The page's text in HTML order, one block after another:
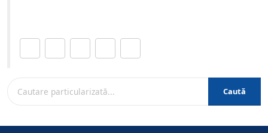
Caută